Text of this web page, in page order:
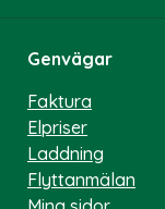
Genvägar
Faktura
Elpriser
Laddning
Flyttanmälan